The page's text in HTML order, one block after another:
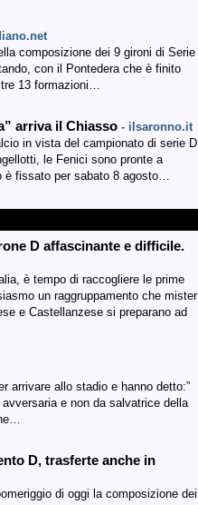
composizione dei 9 gironi di Serie
con il Pontedera che è finito
13 formazioni…
arriva il Chiasso - ilsaronno.it
in vista del campionato di serie D
le Fenici sono pronte a
è fissato per sabato 8 agosto…
D affascinante e difficile.
è tempo di raccogliere le prime
un raggruppamento che mister
e Castellanzese si preparano ad
arrivare allo stadio e hanno detto:”
e non da salvatrice della
D, trasferte anche in
di oggi la composizione dei